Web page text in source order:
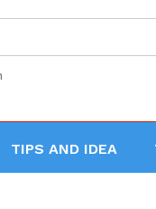
TIPS AND IDEA